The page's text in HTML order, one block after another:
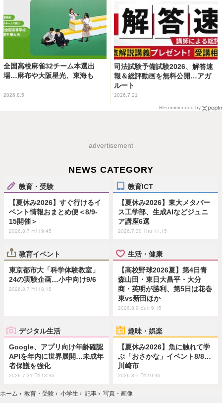
全国高校麻雀32チーム本選出
場…麻布や大阪星光、東海も
2026.8.5
司法試験予備試験2026、解答速
報＆総評動画を無料公開…アガ
ルート
2026.7.21
Recommended by
advertisement
NEWS CATEGORY
教育・受験
【夏休み2026】すぐ行けるイ
ベント情報おまとめ便＜8/9-
15開催＞
2026.8.7 Fri 19:45
教育ICT
【夏休み2026】東大メタバー
ス工学部、生成AIなどジュニ
ア講座6選
2026.7.30 Thu 11:15
教育イベント
東京都市大「科学体験教室」
24の実験企画…小中向け9/6
2026.8.7 Fri 18:15
生活・健康
【高校野球2026夏】第4日青
森山田・東日大昌平・大分
商・英明が勝利、第5日は花巻
東vs新田ほか
2026.8.9 Sun 9:15
デジタル生活
Google、アプリ向け年齢確認
APIを年内に世界展開…未成年
者保護を強化
2026.7.31 Fri 13:45
趣味・娯楽
【夏休み2026】魚に触れて学
ぶ「おさかな」イベント8/8…
川崎市
2026.8.7 Fri 10:45
ホーム › 教育・受験 › 小学生 › 記事 › 写真・画像